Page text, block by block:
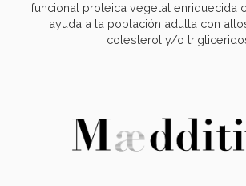
funcional proteica vegetal enriquecida
ayuda a la población adulta con
colesterol y/o